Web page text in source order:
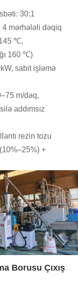
30:1
4 mərhələli dəqiq
℃,
160 ℃)
sabit işləmə
m/dəq,
addımsız
rezin tozu
+
Borusu Çıxış